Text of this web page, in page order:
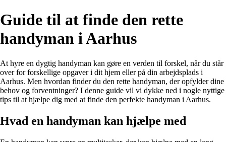
Guide til at finde den rette
handyman i Aarhus
At hyre en dygtig handyman kan gøre en verden til forskel, når du står
over for forskellige opgaver i dit hjem eller på din arbejdsplads i
Aarhus. Men hvordan finder du den rette handyman, der opfylder dine
behov og forventninger? I denne guide vil vi dykke ned i nogle nyttige
tips til at hjælpe dig med at finde den perfekte handyman i Aarhus.
Hvad en handyman kan hjælpe med